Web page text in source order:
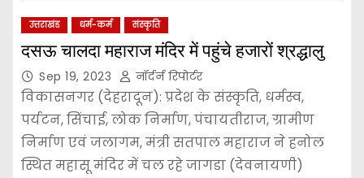
उत्तराखंड धर्म-कर्म संस्कृति
दसऊ चालदा महाराज मंदिर में पहुंचे हजारों श्रद्धालु
Sep 19, 2023 नॉर्दर्न रिपोर्टर
विकासनगर (देहरादून): प्रदेश के संस्कृति, धर्मस्व,
पर्यटन, सिंचाई, लोक निर्माण, पंचायतीराज, ग्रामीण
निर्माण एवं जलागम, मंत्री सतपाल महाराज ने हनोल
स्थित महासू मंदिर में चल रहे जागडा (देवनायणी)